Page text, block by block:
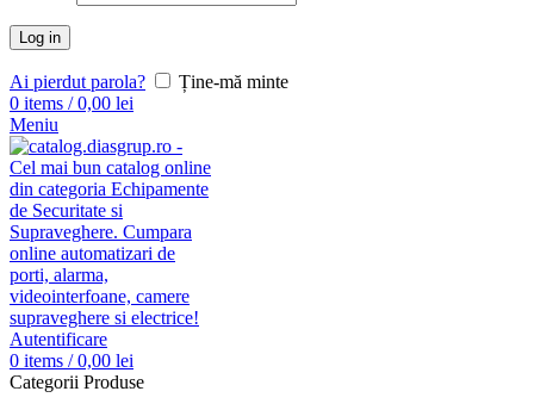
Log in
Ai pierdut parola?
Ține-mă minte
0 items / 0,00 lei
Meniu
Autentificare
0 items / 0,00 lei
Categorii Produse